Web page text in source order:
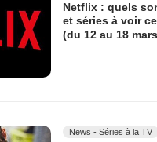
Netflix : quels
et séries à voir
(du 12 au 18
News - Séries à la TV